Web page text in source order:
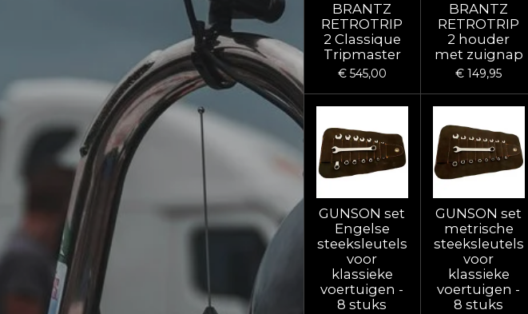
BRANTZ
RETROTRIP
2 Classique
Tripmaster
€ 545,00
BRANTZ
RETROTRIP
2 houder
met zuignap
€ 149,95
GUNSON set
Engelse
steeksleutels
voor
klassieke
voertuigen -
8 stuks
GUNSON set
metrische
steeksleutels
voor
klassieke
voertuigen -
8 stuks